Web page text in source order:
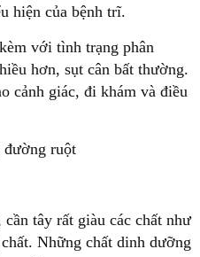
hiện của bệnh trĩ.
với tình trạng phân
hơn, sụt cân bất thường.
cảnh giác, đi khám và điều
đường ruột
tây rất giàu các chất như
Những chất dinh dưỡng